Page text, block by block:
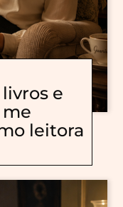
livros e
leitora